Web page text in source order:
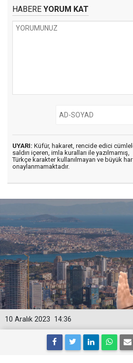
HABERE YORUM KAT
UYARI: Küfür, hakaret, rencide edici
saldırı içeren, imla kuralları ile yazılmamış,
Türkçe karakter kullanılmayan ve büyük
onaylanmamaktadır.
14:36
10 Aralık 2023